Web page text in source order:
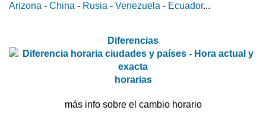
Arizona - China - Rusia - Venezuela - Ecuador...
Diferencias
horarias
más info sobre el cambio horario